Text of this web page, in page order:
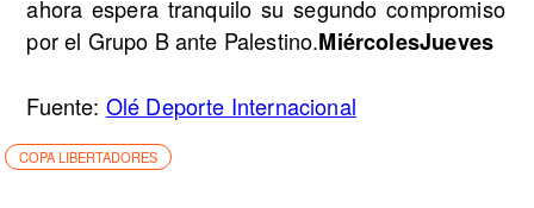
ahora espera tranquilo su segundo compromiso
por el Grupo B ante Palestino.MiércolesJueves
Fuente: Olé Deporte Internacional
COPA LIBERTADORES